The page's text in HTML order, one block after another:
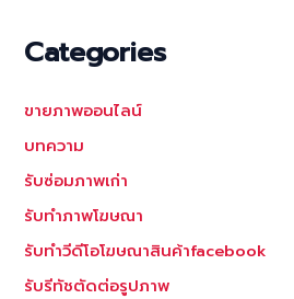
Categories
ขายภาพออนไลน์
บทความ
รับซ่อมภาพเก่า
รับทำภาพโฆษณา
รับทำวีดีโอโฆษณาสินค้าfacebook
รับรีทัชตัดต่อรูปภาพ